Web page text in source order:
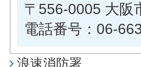
〒556-0005 大阪
電話番号：06-
浪速消防署